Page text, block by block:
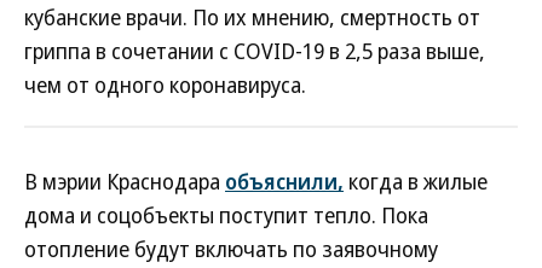
кубанские врачи. По их мнению, смертность от
гриппа в сочетании с COVID-19 в 2,5 раза выше,
чем от одного коронавируса.
В мэрии Краснодара объяснили, когда в жилые
дома и соцобъекты поступит тепло. Пока
отопление будут включать по заявочному